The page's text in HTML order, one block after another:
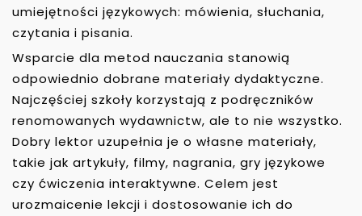
umiejętności językowych: mówienia, słuchania,
czytania i pisania.
Wsparcie dla metod nauczania stanowią
odpowiednio dobrane materiały dydaktyczne.
Najczęściej szkoły korzystają z podręczników
renomowanych wydawnictw, ale to nie wszystko.
Dobry lektor uzupełnia je o własne materiały,
takie jak artykuły, filmy, nagrania, gry językowe
czy ćwiczenia interaktywne. Celem jest
urozmaicenie lekcji i dostosowanie ich do